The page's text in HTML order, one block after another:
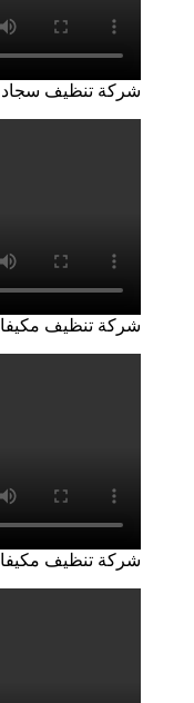
شركة تنظيف سجاد
شركة تنظيف
شركة تنظيف